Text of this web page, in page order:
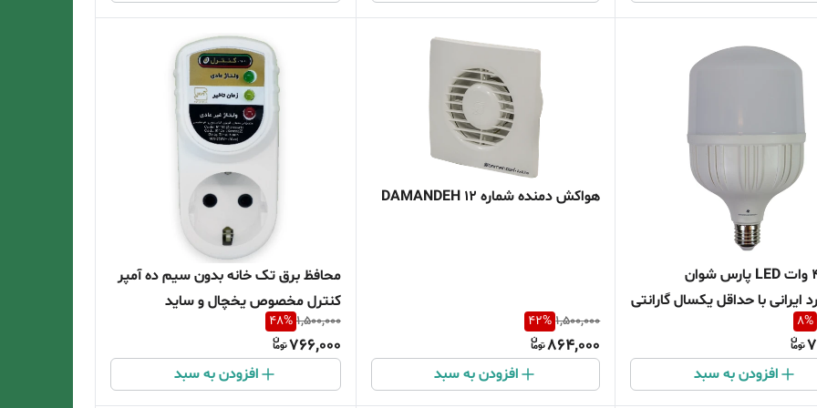
لامپ 40 وات LED پارس شوان
ایرانی با حداقل یکسال گارانتی
8%
افزودن به سبد
هواکش دمنده شماره 12 DAMANDEH
1,500,000
42%
864,000
افزودن به سبد
محافظ برق تک خانه بدون سیم ده آمپر
کنترل مخصوص یخچال و ساید
1,500,000
48%
766,000
افزودن به سبد